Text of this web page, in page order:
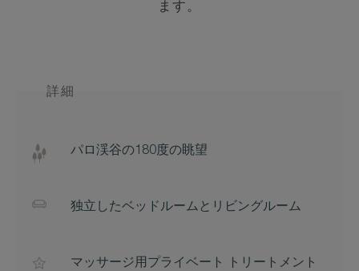
ます。
詳細
パロ渓谷の180度の眺望
独立したベッドルームとリビングルーム
マッサージ用プライベート トリートメント